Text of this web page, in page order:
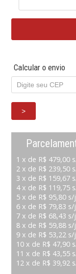
Calcular o envio
1 x de R$ 479,00
2 x de R$ 239,50
3 x de R$ 159,67
4 x de R$ 119,75
5 x de R$ 95,80
6 x de R$ 79,83
7 x de R$ 68,43
8 x de R$ 59,88
9 x de R$ 53,22
10 x de R$ 47,90
11 x de R$ 43,55
12 x de R$ 39,92